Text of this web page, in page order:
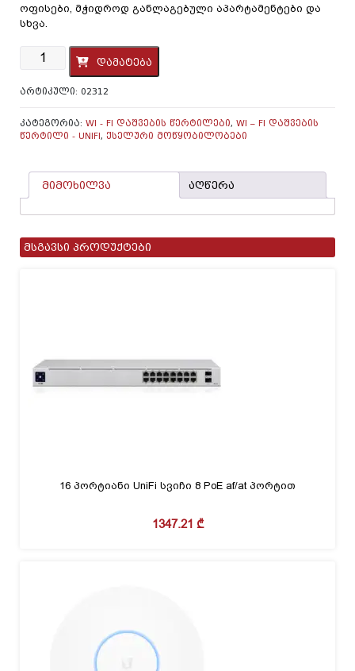
ოფისები, მჭიდროდ განლაგებული აპარტამენტები და
სხვა.
რაოდენობა:
WiFi
Enterprise
-
გარეშე
დამატება
ᲐᲠᲢᲘᲙᲣᲚᲘ: 02312
ᲙᲐᲢᲔᲒᲝᲠᲘᲐ: WI - FI ᲓᲐᲨᲕᲔᲑᲘᲡ ᲬᲔᲠᲢᲘᲚᲔᲑᲘ, WI – FI ᲓᲐᲨᲕᲔᲑᲘᲡ
ᲬᲔᲠᲢᲘᲚᲘ - UNIFI, ᲥᲡᲔᲚᲣᲠᲘ ᲛᲝᲬᲧᲝᲑᲘᲚᲝᲑᲔᲑᲘ
მიმოხილვა აღწერა
მსგავსი პროდუქტები
16 პორტიანი UniFi სვიჩი 8 PoE af/at პორტით
1347.21 ₾